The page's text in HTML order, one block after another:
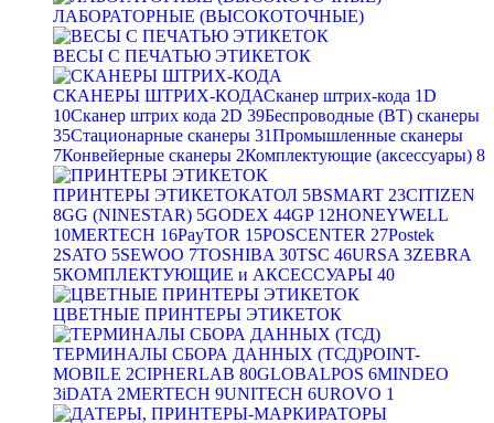
ЛАБОРАТОРНЫЕ (ВЫСОКОТОЧНЫЕ)
ВЕСЫ С ПЕЧАТЬЮ ЭТИКЕТОК
СКАНЕРЫ ШТРИХ-КОДАСканер штрих-кода 1D
10Сканер штрих кода 2D 39Беспроводные (BT) сканеры
35Стационарные сканеры 31Промышленные сканеры
7Конвейерные сканеры 2Комплектующие (аксессуары) 8
ПРИНТЕРЫ ЭТИКЕТОКАТОЛ 5BSMART 23CITIZEN
8GG (NINESTAR) 5GODEX 44GP12HONEYWELL
10MERTECH 16PayTOR 15POSCENTER 27Postek
2SATO 5SEWOO 7TOSHIBA 30TSC 46URSA 3ZEBRA
5КОМПЛЕКТУЮЩИЕ и АКСЕССУАРЫ 40
ЦВЕТНЫЕ ПРИНТЕРЫ ЭТИКЕТОК
ТЕРМИНАЛЫ СБОРА ДАННЫХ (ТСД)POINT-
MOBILE 2CIPHERLAB 80GLOBALPOS 6MINDEO
3iDATA 2MERTECH 9UNITECH 6UROVO 1